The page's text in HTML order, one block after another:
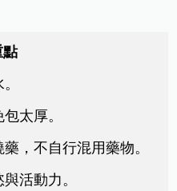
太厚。
，不自行混用藥物。
活動力。